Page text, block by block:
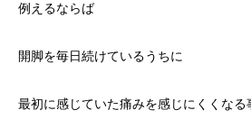
例えるならば
開脚を毎日続けているうちに
最初に感じていた痛みを感じにくくなる